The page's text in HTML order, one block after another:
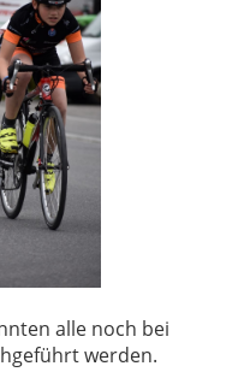
alle noch bei
werden.